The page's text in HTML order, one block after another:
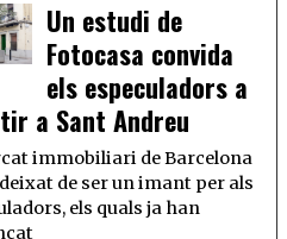
Un estudi de
Fotocasa convida
els especuladors a
a Sant Andreu
immobiliari de Barcelona
de ser un imant per als
els quals ja han